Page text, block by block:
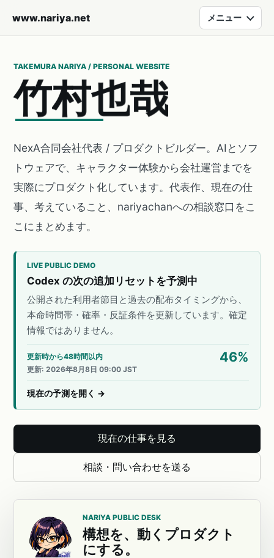
www.nariya.net メニュー
TAKEMURA NARIYA / PERSONAL WEBSITE
竹村也哉
NexA合同会社代表 / プロダクトビルダー。AIとソフ
トウェアで、キャラクター体験から会社運営までを
実際にプロダクト化しています。代表作、現在の仕
事、考えていること、nariyachanへの相談窓口をこ
こにまとめます。
LIVE PUBLIC DEMO
Codex の次の追加リセットを予測中
公開された利用者節目と過去の配布タイミングから、
本命時間帯・確率・反証条件を更新しています。確定
情報ではありません。
更新時から48時間以内 46%
更新:2026年8月8日 09:00 JST
現在の予測を開く →
現在の仕事を見る
相談・問い合わせを送る
NARIYA PUBLIC DESK
構想を、動くプロダクト
にする。